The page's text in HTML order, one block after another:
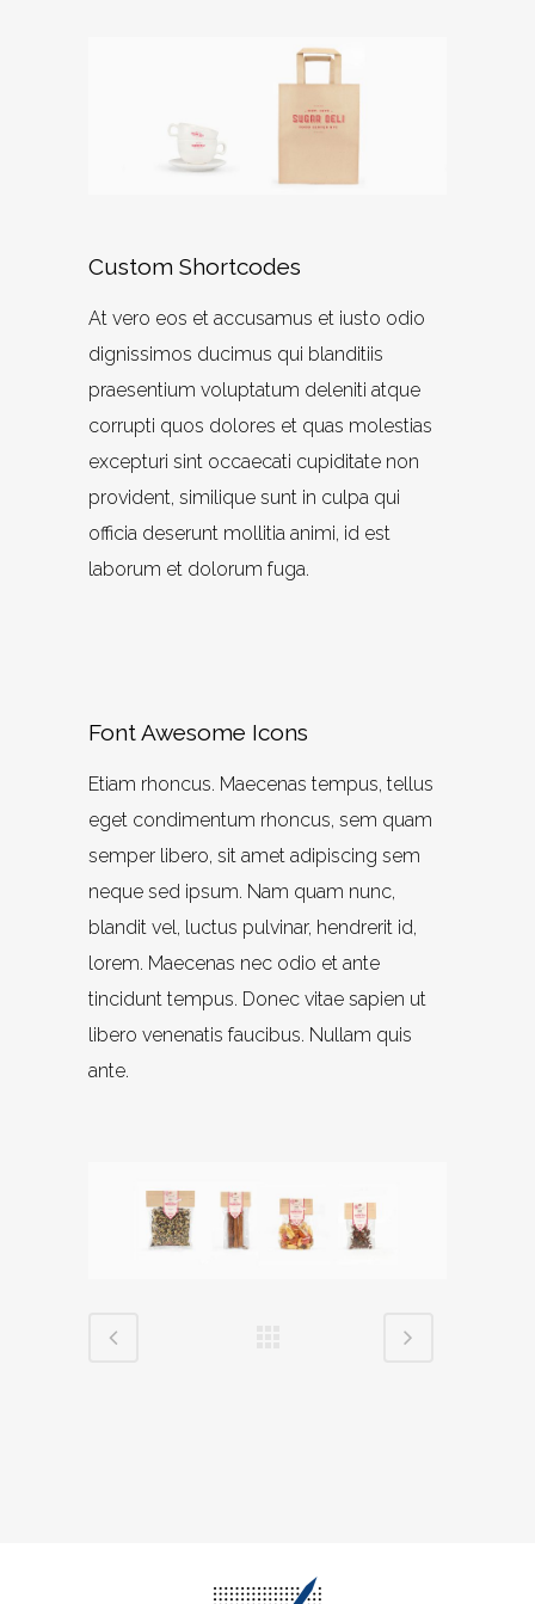
Custom Shortcodes
At vero eos et accusamus et iusto odio
dignissimos ducimus qui blanditiis
praesentium voluptatum deleniti atque
corrupti quos dolores et quas molestias
excepturi sint occaecati cupiditate non
provident, similique sunt in culpa qui
officia deserunt mollitia animi, id est
laborum et dolorum fuga.
Font Awesome Icons
Etiam rhoncus. Maecenas tempus, tellus
eget condimentum rhoncus, sem quam
semper libero, sit amet adipiscing sem
neque sed ipsum. Nam quam nunc,
blandit vel, luctus pulvinar, hendrerit id,
lorem. Maecenas nec odio et ante
tincidunt tempus. Donec vitae sapien ut
libero venenatis faucibus. Nullam quis
ante.